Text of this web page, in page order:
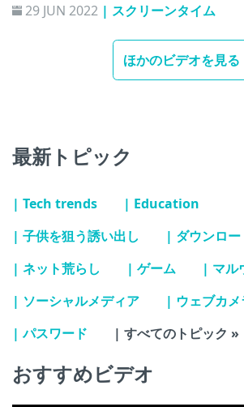
29 JUN 2022 | スクリーンタイム
ほかのビデオを見る
最新トピック
| Tech trends
| Education
| 子供を狙う誘い出し
| ダウンロー
| ネット荒らし
| ゲーム
| マル
| ソーシャルメディア
| ウェブカメ
| パスワード
| すべてのトピック »
おすすめビデオ